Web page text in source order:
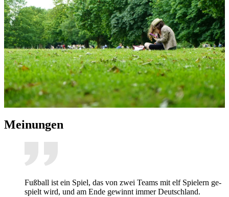
Mei­nun­gen
Fuß­ball ist ein Spiel, das von zwei Teams mit elf Spie­lern ge­
spielt wird, und am Ende ge­winnt im­mer Deutsch­land.